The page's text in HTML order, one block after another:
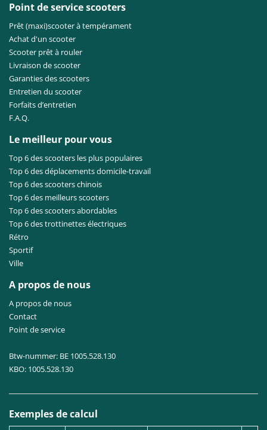
Point de service scooters
Prêt (maxi)scooter à tempérament
Achat d'un scooter
Scooter prêt à rouler
Livraison de scooter
Garanties des scooters
Entretien du scooter
Forfaits d’entretien
F.A.Q.
Le meilleur pour vous
Top 6 des scooters les plus populaires
Top 6 des déplacements domicile-travail
Top 6 des scooters chinois
Top 6 des meilleurs scooters
Top 6 des scooters abordables
Top 6 des trottinettes électriques
Rétro
Sportif
Ville
A propos de nous
A propos de nous
Contact
Point de service
Btw-nummer: BE 1005.528.130
KBO: 1005.528.130
Exemples de calcul